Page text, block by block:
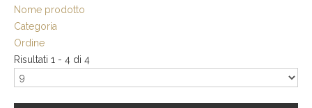
Nome prodotto
Categoria
Ordine
Risultati 1 - 4 di 4